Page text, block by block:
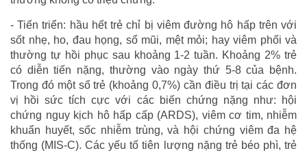
- Tiến triển: hầu hết trẻ chỉ bị viêm đường hô hấp trên với
sốt nhẹ, ho, đau họng, sổ mũi, mệt mỏi; hay viêm phổi và
thường tự hồi phục sau khoảng 1-2 tuần. Khoảng 2% trẻ
có diễn tiến nặng, thường vào ngày thứ 5-8 của bệnh.
Trong đó một số trẻ (khoảng 0,7%) cần điều trị tại các đơn
vị hồi sức tích cực với các biến chứng nặng như: hội
chứng nguy kịch hô hấp cấp (ARDS), viêm cơ tim, nhiễm
khuẩn huyết, sốc nhiễm trùng, và hội chứng viêm đa hệ
thống (MIS-C). Các yếu tố tiên lượng nặng trẻ béo phì, trẻ